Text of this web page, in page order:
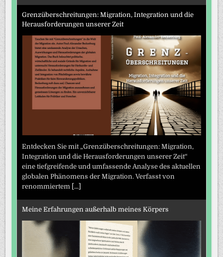
Grenzüberschreitungen: Migration, Integration und die
Herausforderungen unserer Zeit
Entdecken Sie mit „Grenzüberschreitungen: Migration,
Integration und die Herausforderungen unserer Zeit“
eine tiefgreifende und umfassende Analyse des aktuellen
globalen Phänomens der Migration. Verfasst von
renommiertem
[...]
Meine Erfahrungen außerhalb meines Körpers